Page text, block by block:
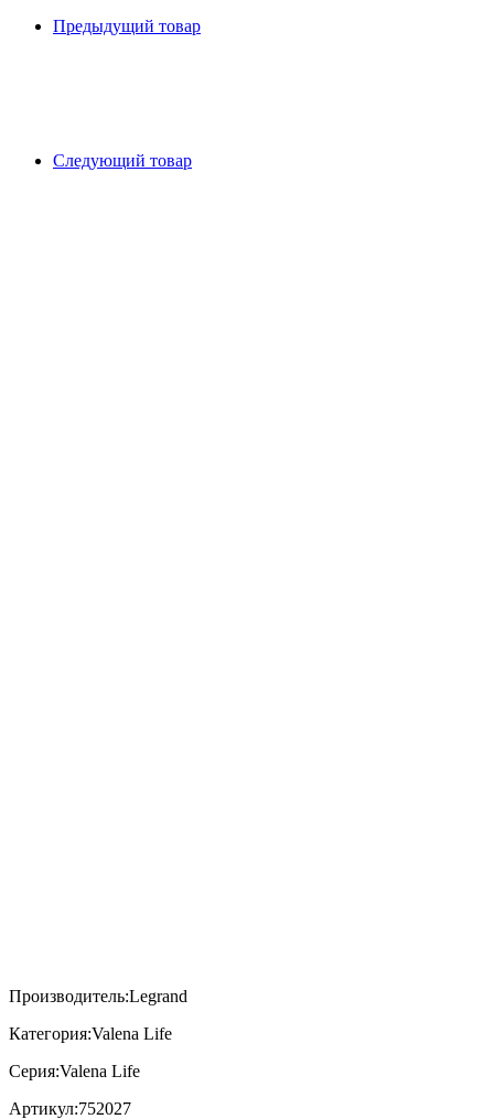
Предыдущий товар
Следующий товар
Производитель:Legrand
Категория:Valena Life
Серия:Valena Life
Артикул:752027